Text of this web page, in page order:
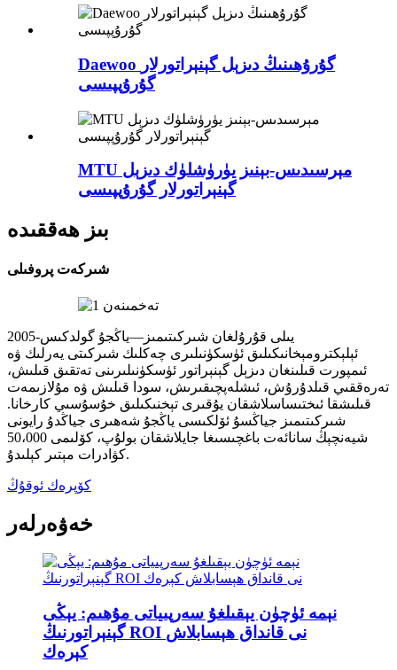
Daewoo گۇرۇھىنىڭ دىزېل گېنېراتورلار
گۇرۇپپىسى
MTU مېرسىدىس-بېنىز يۈرۈشلۈك دىزېل
گېنېراتورلار گۇرۇپپىسى
بىز ھەققىدە
شىركەت پروفىلى
2005-يىلى قۇرۇلغان شىركىتىمىز—ياڭجۇ گولدكىس
ئېلېكترومېخانىكىلىق ئۈسكۈنىلىرى چەكلىك شىركىتى يەرلىك ۋە
ئىمپورت قىلىنغان دىزېل گېنېراتور ئۈسكۈنىلىرىنى تەتقىق قىلىش،
تەرەققىي قىلدۇرۇش، ئىشلەپچىقىرىش، سودا قىلىش ۋە مۇلازىمەت
قىلىشقا ئىختىساسلاشقان يۇقىرى تېخنىكىلىق خۇسۇسىي كارخانا.
شىركىتىمىز جياڭسۇ ئۆلكىسى ياڭجۇ شەھىرى جياڭدۇ رايونى
شيەنچېڭ سانائەت باغچىسىغا جايلاشقان بولۇپ، كۆلىمى 50،000
كۋادرات مېتىر كېلىدۇ.
كۆپرەك ئوقۇڭ
خەۋەرلەر
نېمە ئۈچۈن يېقىلغۇ سەرپىياتى مۇھىم: يېڭى
گېنېراتورنىڭ ROI نى قانداق ھېسابلاش
كېرەك